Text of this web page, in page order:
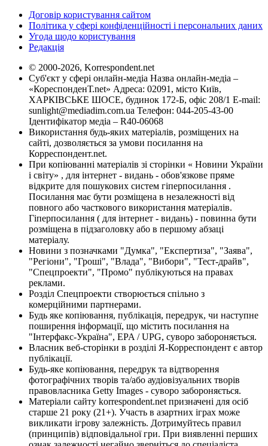
Договір користування сайтом
Політика у сфері конфіденційності і персональних даних
Угода щодо користування
Редакція
© 2000-2026, Korrespondent.net
Суб'єкт у сфері онлайн-медіа Назва онлайн-медіа –
«КореспонденТ.net» Адреса: 02091, місто Київ,
ХАРКІВСЬКЕ ШОСЕ, будинок 172-Б, офіс 208/1 E-mail:
sunlight@mediadim.com.ua Телефон: 044-205-43-00
Ідентифікатор медіа – R40-06068
Використання будь-яких матеріалів, розміщених на
сайті, дозволяється за умови посилання на
Корреспондент.net.
При копіюванні матеріалів зі сторінки « Новини України
і світу» , для інтернет - видань - обов'язкове пряме
відкрите для пошукових систем гіперпосилання .
Посилання має бути розміщена в незалежності від
повного або часткового використання матеріалів.
Гіперпосилання ( для інтернет - видань) - повинна бути
розміщена в підзаголовку або в першому абзаці
матеріалу.
Новини з позначками "Думка", "Експертиза", "Заява",
"Регіони", "Гроші", "Влада", "Вибори", "Тест-драйв",
"Спецпроекти", "Промо" публікуються на правах
реклами.
Розділ Спецпроекти створюється спільно з
комерційними партнерами.
Будь яке копіювання, публікація, передрук, чи наступне
поширення інформації, що містить посилання на
"Інтерфакс-Україна", EPA / UPG, суворо забороняється.
Власник веб-сторінки в розділі Я-Корреспондент є автор
публікації.
Будь-яке копіювання, передрук та відтворення
фотографічних творів та/або аудіовізуальних творів
правовласника Getty Images - суворо забороняється.
Матеріали сайту korrespondent.net призначені для осіб
старше 21 року (21+). Участь в азартних іграх може
викликати ігрову залежність. Дотримуйтесь правил
(принципів) відповідальної гри. При виявленні перших